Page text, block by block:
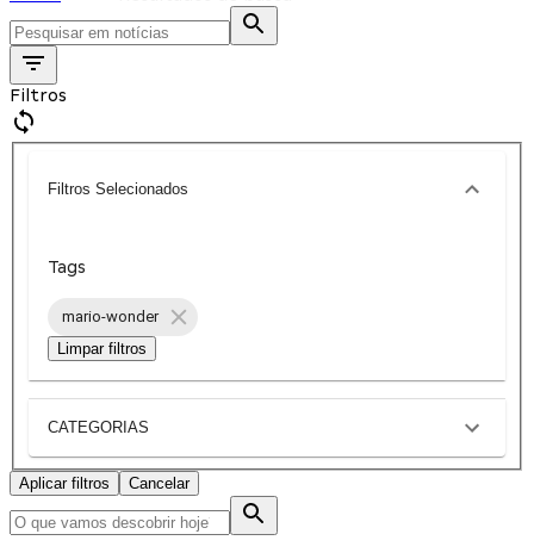
Filtros
Filtros Selecionados
Tags
mario-wonder
Limpar filtros
CATEGORIAS
Aplicar filtros Cancelar